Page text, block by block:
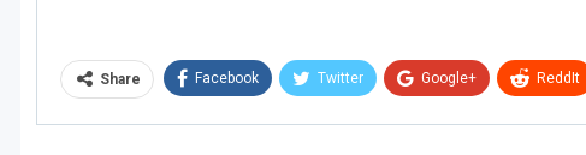
Share Facebook Twitter Google+ ReddIt